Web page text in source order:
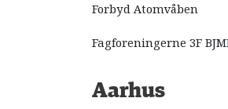
Forbyd Atomvåben
Fagforeningerne 3F
Aarhus